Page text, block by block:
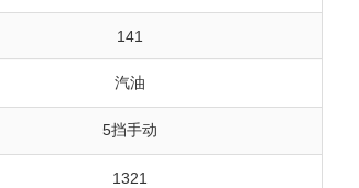
141
汽油
5挡手动
1321